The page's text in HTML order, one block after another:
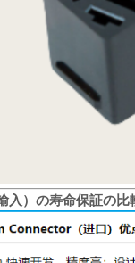
入）の寿命保証の比